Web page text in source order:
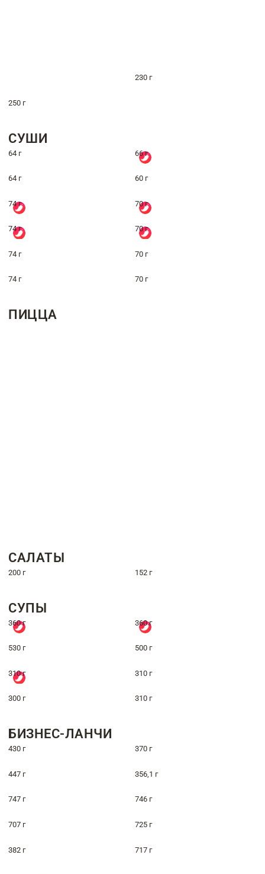
230 г
250 г
СУШИ
64 г 66 г
64 г 60 г
74 г 70 г
74 г 70 г
74 г 70 г
74 г 70 г
ПИЦЦА
САЛАТЫ
200 г 152 г
СУПЫ
360 г 360 г
530 г 500 г
310 г 310 г
300 г 310 г
БИЗНЕС-ЛАНЧИ
430 г 370 г
447 г 356,1 г
747 г 746 г
707 г 725 г
382 г 717 г